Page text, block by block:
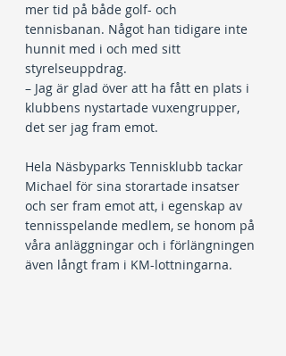
mer tid på både golf- och
tennisbanan. Något han tidigare inte
hunnit med i och med sitt
styrelseuppdrag.
– Jag är glad över att ha fått en plats i
klubbens nystartade vuxengrupper,
det ser jag fram emot.
Hela Näsbyparks Tennisklubb tackar
Michael för sina storartade insatser
och ser fram emot att, i egenskap av
tennisspelande medlem, se honom på
våra anläggningar och i förlängningen
även långt fram i KM-lottningarna.